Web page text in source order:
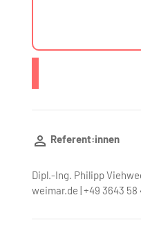
Referent:innen
Dipl.-Ing. Philipp
weimar.de | +49 3643 58